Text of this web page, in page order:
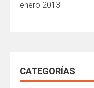
enero 2013
CATEGORÍAS